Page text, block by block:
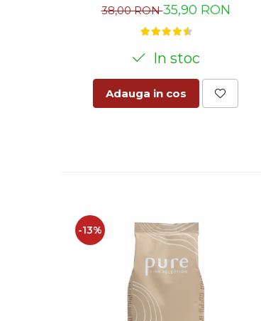
38,00 RON35,90 RON
In stoc
Adauga in cos
-13%